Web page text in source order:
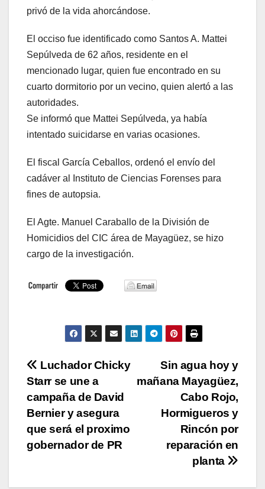
privó de la vida ahorcándose.
El occiso fue identificado como Santos A. Mattei
Sepúlveda de 62 años, residente en el
mencionado lugar, quien fue encontrado en su
cuarto dormitorio por un vecino, quien alertó a las
autoridades.
Se informó que Mattei Sepúlveda, ya había
intentado suicidarse en varias ocasiones.
El fiscal García Ceballos, ordenó el envío del
cadáver al Instituto de Ciencias Forenses para
fines de autopsia.
El Agte. Manuel Caraballo de la División de
Homicidios del CIC área de Mayagüez, se hizo
cargo de la investigación.
Navegación
de
entradas
Sin agua hoy y
mañana Mayagüez,
Cabo Rojo,
Hormigueros y
Rincón por
reparación en
planta
Luchador Chicky
Starr se une a
campaña de David
Bernier y asegura
que será el proximo
gobernador de PR